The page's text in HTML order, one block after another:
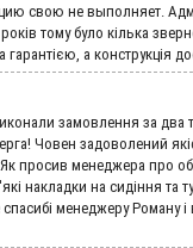
свою не выполняет.
тому було кілька
гарантією, а конструкція
замовлення за два
Човен задоволений
просив менеджера про
накладки на сидіння та
менеджеру Роману